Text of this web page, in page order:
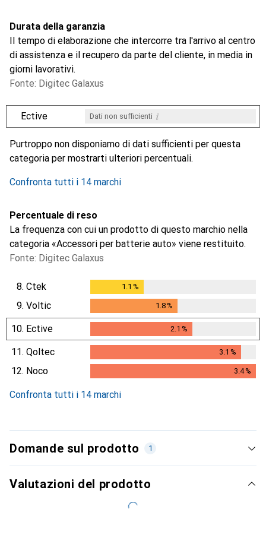
Durata della garanzia
Il tempo di elaborazione che intercorre tra l'arrivo al centro
di assistenza e il recupero da parte del cliente, in media in
giorni lavorativi.
Fonte: Digitec Galaxus
Ective Dati non sufficienti i
Purtroppo non disponiamo di dati sufficienti per questa
categoria per mostrarti ulteriori percentuali.
Confronta tutti i 14 marchi
Percentuale di reso
La frequenza con cui un prodotto di questo marchio nella
categoria «Accessori per batterie auto» viene restituito.
Fonte: Digitec Galaxus
8. Ctek 1.1 %
9. Voltic 1.8%
10. Ective 2.1 %
11. Qoltec 3.1 %
3.1%
12. Noco 3.4%
Confronta tutti i 14 marchi
Domande sul prodotto 1
Valutazioni del prodotto